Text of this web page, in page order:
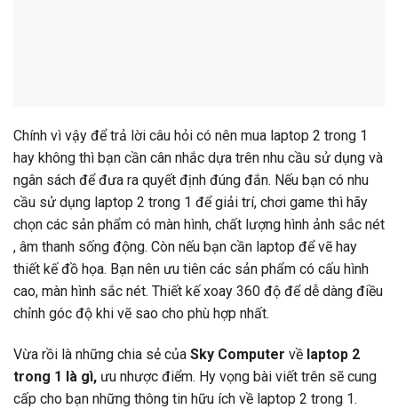
Chính vì vậy để trả lời câu hỏi có nên mua laptop 2 trong 1
hay không thì bạn cần cân nhắc dựa trên nhu cầu sử dụng và
ngân sách để đưa ra quyết định đúng đắn. Nếu bạn có nhu
cầu sử dụng laptop 2 trong 1 để giải trí, chơi game thì hãy
chọn các sản phẩm có màn hình, chất lượng hình ảnh sắc nét
, âm thanh sống động. Còn nếu bạn cần laptop để vẽ hay
thiết kế đồ họa. Bạn nên ưu tiên các sản phẩm có cấu hình
cao, màn hình sắc nét. Thiết kế xoay 360 độ để dễ dàng điều
chỉnh góc độ khi vẽ sao cho phù hợp nhất.
Vừa rồi là những chia sẻ của Sky Computer về laptop 2
trong 1 là gì, ưu nhược điểm. Hy vọng bài viết trên sẽ cung
cấp cho bạn những thông tin hữu ích về laptop 2 trong 1.